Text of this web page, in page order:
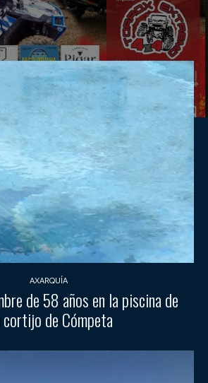
AXARQUÍA
de 58 años en la piscina de
cortijo de Cómpeta